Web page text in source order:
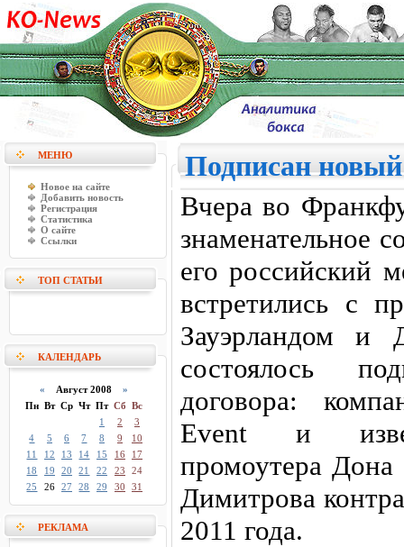
МЕНЮ
Новое на сайте
Добавить новость
Регистрация
Статистика
О сайте
Ссылки
ТОП СТАТЬИ
КАЛЕНДАРЬ
« Август 2008 »
Пн Вт Ср Чт Пт Сб Вс
1
2
3
4
5 6 7 8 9
10
11
12 13 14 15 16
17
18
19 20 21 22 23
24
25
26 27 28 29 30 31
РЕКЛАМА
Подписан
Вчера во
знаменательное
его российский
встретились с
Зауэрландом и
состоялось
договора:
Event и
промоутера
Димитрова
2011 года.